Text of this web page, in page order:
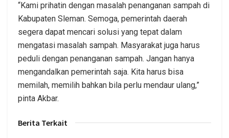
“Kami prihatin dengan masalah penanganan sampah di
Kabupaten Sleman. Semoga, pemerintah daerah
segera dapat mencari solusi yang tepat dalam
mengatasi masalah sampah. Masyarakat juga harus
peduli dengan penanganan sampah. Jangan hanya
mengandalkan pemerintah saja. Kita harus bisa
memilah, memilih bahkan bila perlu mendaur ulang,”
pinta Akbar.
Berita Terkait